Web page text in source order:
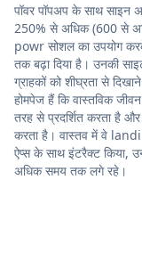
पॉवर पॉपअप के साथ
250% से अधिक (600 से
powr सोशल का उपयोग
तक बढ़ा दिया है। उनकी
ग्राहकों को शीघ्रता से
होमपेज हैं कि वास्तविक
तरह से प्रदर्शित करता है
करता है। वास्तव में वे
ऐप्स के साथ इंटरैक्ट किया,
अधिक समय तक लगे रहे।